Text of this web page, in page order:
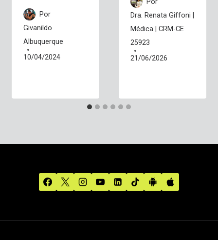
Por
Givanildo
Albuquerque
10/04/2024
Dra. Renata Giffoni |
Médica | CRM-CE
25923
21/06/2026